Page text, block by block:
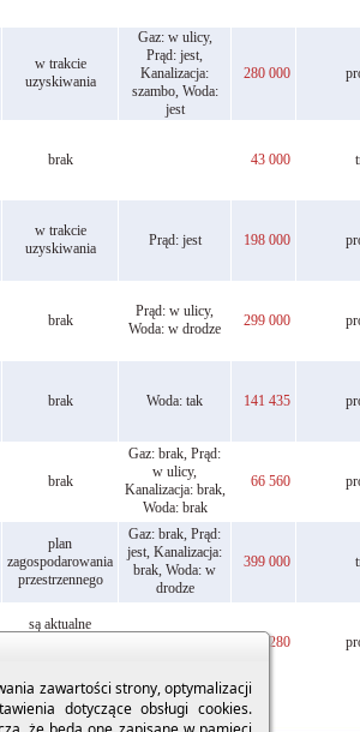
w trakcie
uzyskiwania
Gaz: w ulicy,
Prąd: jest,
Kanalizacja:
szambo, Woda:
jest
280 000
brak 43 000
w trakcie
uzyskiwania
Prąd: jest 198 000
brak
Prąd: w ulicy,
Woda: w drodze
299 000
brak Woda: tak 141 435
brak
Gaz: brak, Prąd:
w ulicy,
Kanalizacja: brak,
Woda: brak
66 560
plan
zagospodarowania
przestrzennego
Gaz: brak, Prąd:
jest, Kanalizacja:
brak, Woda: w
drodze
399 000
są aktualne
150 280
ost.
zawartości strony, optymalizacji
dotyczące obsługi cookies.